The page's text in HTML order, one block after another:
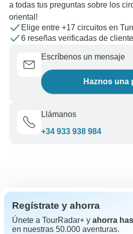
a todas tus preguntas sobre los
oriental!
Elige entre +17 circuitos en
6 reseñas verificadas de
Escríbenos un mensaje
Haznos una
Llámanos
+34 933 938 984
Destinos más populares
Regístrate y ahorra
Únete a TourRadar+ y ahorra
en nuestras 50.000 aventuras.